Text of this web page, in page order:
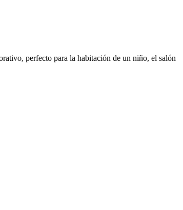
perfecto para la habitación de un niño, el salón